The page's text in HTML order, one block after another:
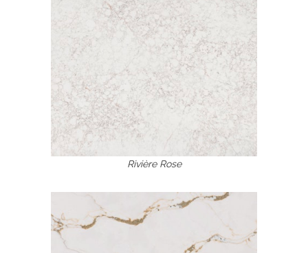
Rivière Rose